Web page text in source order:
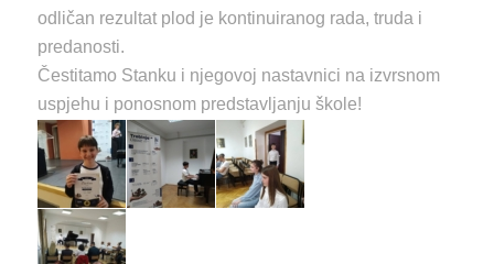
odličan rezultat plod je kontinuiranog rada, truda i
predanosti.
Čestitamo Stanku i njegovoj nastavnici na izvrsnom
uspjehu i ponosnom predstavljanju škole!